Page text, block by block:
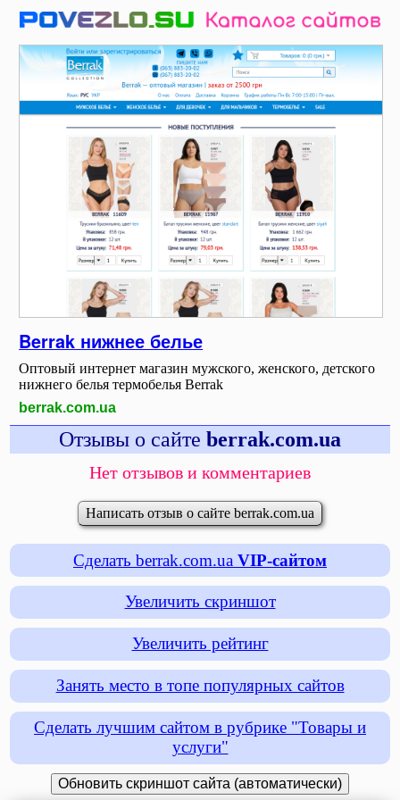
Berrak нижнее белье
Оптовый интернет магазин мужского, женского, детского
нижнего белья термобелья Berrak
berrak.com.ua
Отзывы о сайте berrak.com.ua
Нет отзывов и комментариев
Написать отзыв о сайте berrak.com.ua
Сделать berrak.com.ua VIP-сайтом
Увеличить скриншот
Увеличить рейтинг
Занять место в топе популярных сайтов
Сделать лучшим сайтом в рубрике "Товары и
услуги"